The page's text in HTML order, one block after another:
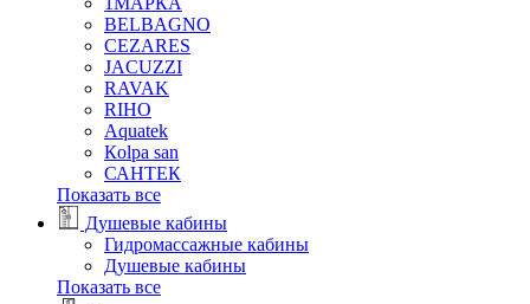
BELBAGNO
CEZARES
JACUZZI
RAVAK
RIHO
Аquatek
Кolpa san
САНТЕК
Показать все
Душевые кабины
Гидромассажные кабины
Душевые кабины
Показать все